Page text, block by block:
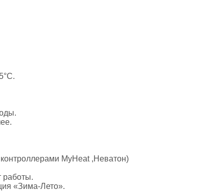
MyHeat ,Неватон)
работы.
«Зима-Лето».